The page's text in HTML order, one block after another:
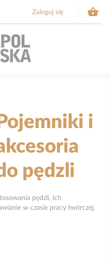
Zaloguj się 
Pojemniki i
pędzli
pędzli, ich
w czasie pracy twórczej.